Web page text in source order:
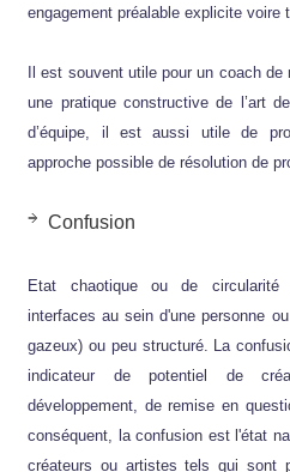
engagement préalable explicite voire
Il est souvent utile pour un coach
une pratique constructive de l’art
d’équipe, il est aussi utile de
approche possible de résolution de
Confusion
Etat chaotique ou de circularité
interfaces au sein d'une personne
gazeux) ou peu structuré. La
indicateur de potentiel de
développement, de remise en
conséquent, la confusion est l'état
créateurs ou artistes tels qui sont